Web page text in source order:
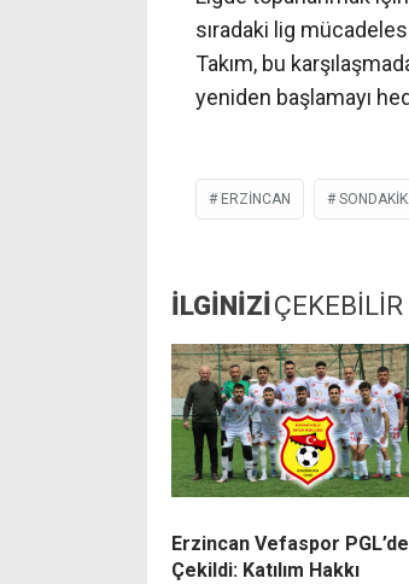
sıradaki lig
Takım, bu
yeniden başlamayı
ERZİNCAN
İLGİNİZİÇEKEBİLİR
Erzincan Vefaspor
Çekildi: Katılım Hakkı